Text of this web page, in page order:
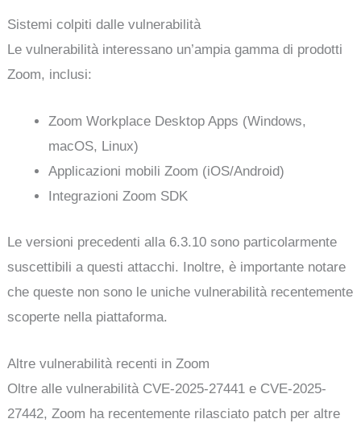
Sistemi colpiti dalle vulnerabilità
Le vulnerabilità interessano un’ampia gamma di prodotti
Zoom, inclusi:
Zoom Workplace Desktop Apps (Windows,
macOS, Linux)
Applicazioni mobili Zoom (iOS/Android)
Integrazioni Zoom SDK
Le versioni precedenti alla 6.3.10 sono particolarmente
suscettibili a questi attacchi. Inoltre, è importante notare
che queste non sono le uniche vulnerabilità recentemente
scoperte nella piattaforma.
Altre vulnerabilità recenti in Zoom
Oltre alle vulnerabilità CVE-2025-27441 e CVE-2025-
27442, Zoom ha recentemente rilasciato patch per altre